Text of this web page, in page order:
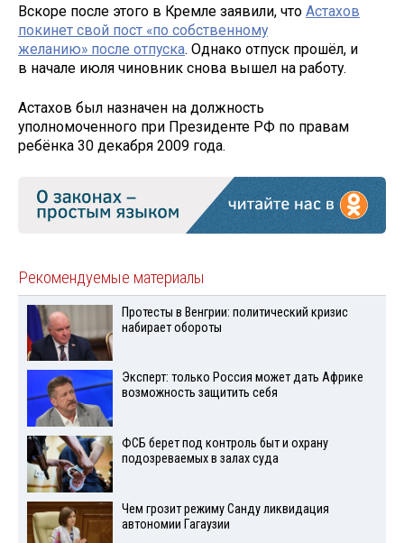
Вскоре после этого в Кремле заявили, что Астахов
покинет свой пост «по собственному
желанию» после отпуска. Однако отпуск прошёл, и
в начале июля чиновник снова вышел на работу.
Астахов был назначен на должность
уполномоченного при Президенте РФ по правам
ребёнка 30 декабря 2009 года.
Рекомендуемые материалы
Протесты в Венгрии: политический кризис
набирает обороты
Эксперт: только Россия может дать Африке
возможность защитить себя
ФСБ берет под контроль быт и охрану
подозреваемых в залах суда
Чем грозит режиму Санду ликвидация
автономии Гагаузии